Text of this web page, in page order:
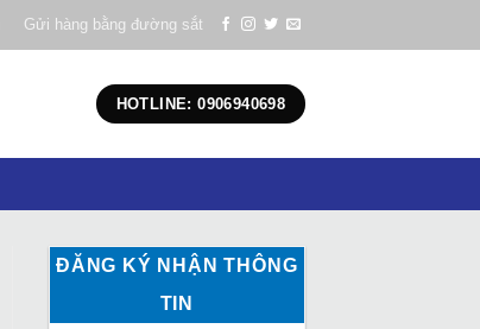
Gửi hàng bằng đường sắt
HOTLINE: 0906940698
ĐĂNG KÝ NHẬN THÔNG
TIN